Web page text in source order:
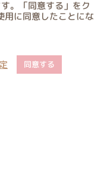
。「同意する」をク
用に同意したことにな
同意する